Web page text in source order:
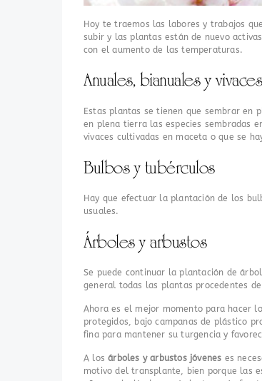
Hoy te traemos las labores y trabajos
subir y las plantas están de nuevo
con el aumento de las temperaturas.
Anuales, bianuales y vivaces
Estas plantas se tienen que sembrar en
en plena tierra las especies sembradas
vivaces cultivadas en maceta o que se
Bulbos y tubérculos
Hay que efectuar la plantación de los
usuales.
Árboles y arbustos
Se puede continuar la plantación de
general todas las plantas procedentes
Ahora es el mejor momento para hacer
protegidos, bajo campanas de plástico
fina para mantener su turgencia y
A losárboles y arbustos jóvenes es
motivo del transplante, bien porque las